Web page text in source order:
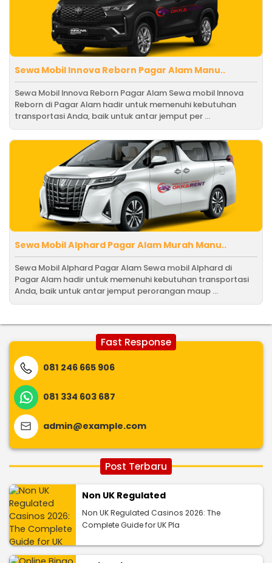
Sewa Mobil Innova Reborn Pagar Alam Manu..
Sewa Mobil Innova Reborn Pagar Alam Sewa mobil Innova
Reborn di Pagar Alam hadir untuk memenuhi kebutuhan
transportasi Anda, baik untuk antar jemput per ...
Sewa Mobil Alphard Pagar Alam Murah Manu..
Sewa Mobil Alphard Pagar Alam Sewa mobil Alphard di
Pagar Alam hadir untuk memenuhi kebutuhan transportasi
Anda, baik untuk antar jemput perorangan maup ...
Fast Response
081 246 665 906
081 334 603 687
admin@example.com
Post Terbaru
Non UK Regulated
Non UK Regulated Casinos 2026: The
Complete Guide for UK Pla